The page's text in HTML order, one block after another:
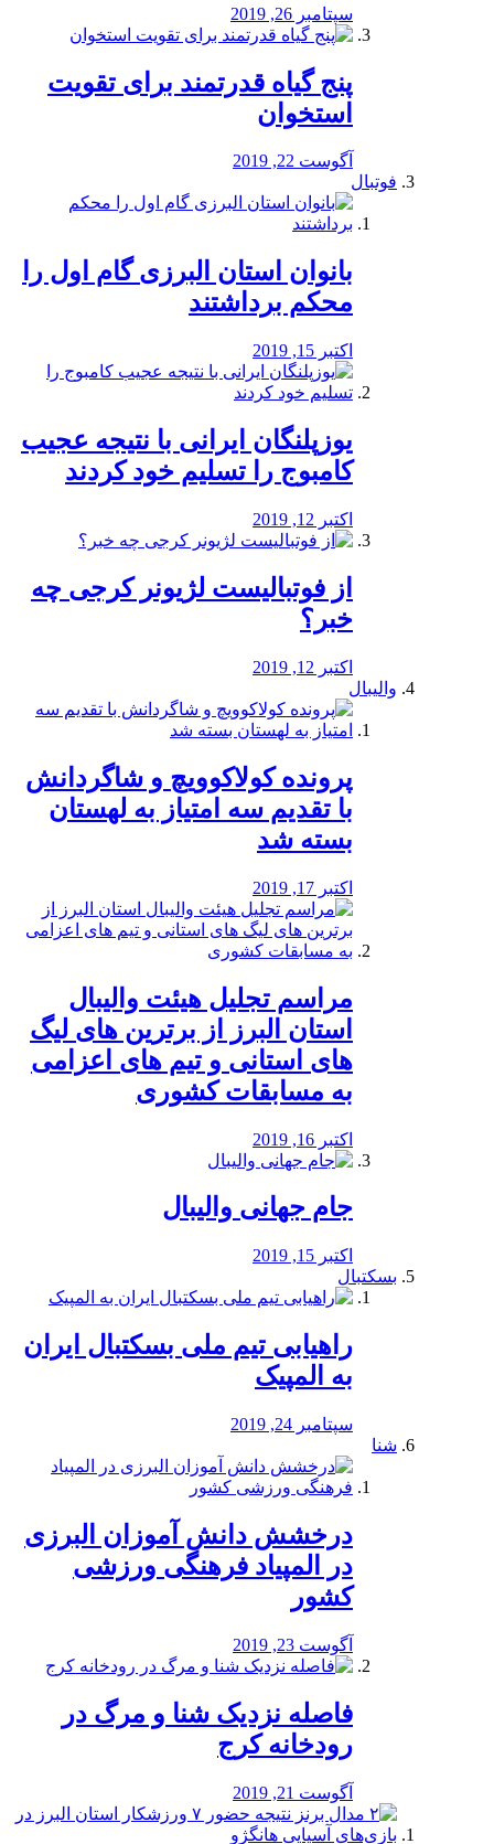
سپتامبر 26, 2019
پنج گیاه قدرتمند برای تقویت
استخوان
آگوست 22, 2019
فوتبال
بانوان استان البرزی گام اول را
محكم برداشتند
اکتبر 15, 2019
یوزپلنگان ایرانی با نتیجه عجیب
کامبوج را تسلیم خود کردند
اکتبر 12, 2019
از فوتبالیست لژیونر کرجی چه
خبر؟
اکتبر 12, 2019
والیبال
پرونده کولاکوویچ و شاگردانش
با تقدیم سه امتیاز به لهستان
بسته شد
اکتبر 17, 2019
مراسم تجلیل هیئت والیبال
استان البرز از برترین های لیگ
های استانی و تیم های اعزامی
به مسابقات کشوری
اکتبر 16, 2019
جام جهانی والیبال
اکتبر 15, 2019
بسکتبال
راهیابی تیم ملی بسکتبال ایران
به المپیک
سپتامبر 24, 2019
شنا
درخشش دانش آموزان البرزی
در المپیاد فرهنگی ورزشی
کشور
آگوست 23, 2019
️فاصله نزدیک شنا و مرگ در
رودخانه کرج
آگوست 21, 2019